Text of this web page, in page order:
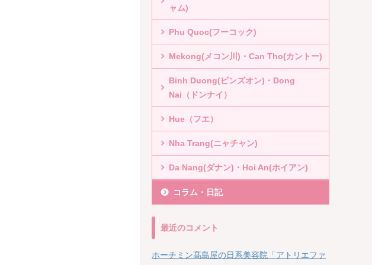
ャム)
Phu Quoc(フーコック)
Mekong(メコン川)・Can Tho(カントー)
Binh Duong(ビンズオン)・Dong
Nai（ドンナイ）
Hue（フエ）
Nha Trang(ニャチャン)
Da Nang(ダナン)・Hoi An(ホイアン)
コラム・日記
最近のコメント
ホーチミン髙島屋の日系美容院「アトリエファ